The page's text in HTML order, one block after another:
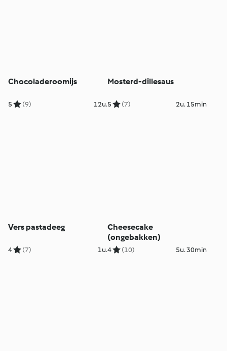
Chocoladeroomijs
5 (9) 12u.
Mosterd-dillesaus
5 (7) 2u. 15min
Vers pastadeeg
4 (7) 1u.
Cheesecake
(ongebakken)
4 (10) 5u. 30min